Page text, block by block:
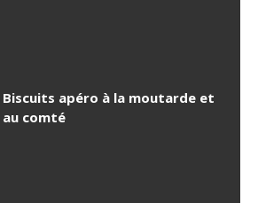
Biscuits apéro à la moutarde et
au comté